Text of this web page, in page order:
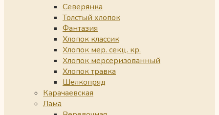
Северянка
Толстый хлопок
Фантазия
Хлопок классик
Хлопок мер. секц. кр.
Хлопок мерсеризованный
Хлопок травка
Шелкопряд
Карачаевская
Лама